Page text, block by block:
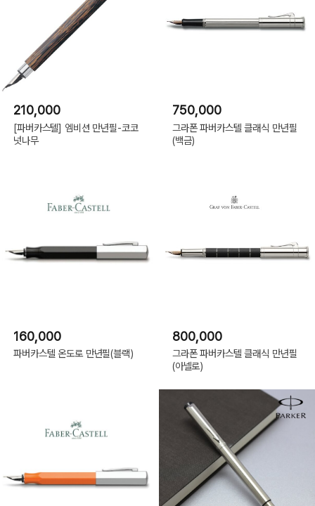
210,000
[파버카스텔] 엠비션 만년필-코코
넛나무
750,000
그라폰 파버카스텔 클래식 만년필
(백금)
160,000
파버카스텔 온도로 만년필(블랙)
800,000
그라폰 파버카스텔 클래식 만년필
(아넬로)